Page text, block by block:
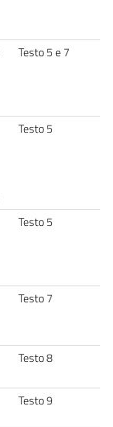
Testo 5 e 7
Testo 5
Testo 5
Testo 7
Testo 8
Testo 9